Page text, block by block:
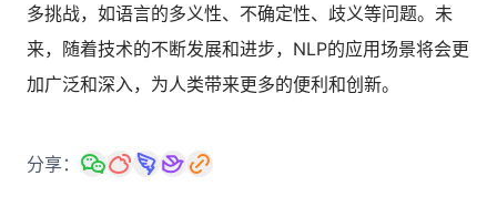
多挑战，如语言的多义性、不确定性、歧义等问题。未
来，随着技术的不断发展和进步，NLP的应用场景将会更
加广泛和深入，为人类带来更多的便利和创新。
分享：